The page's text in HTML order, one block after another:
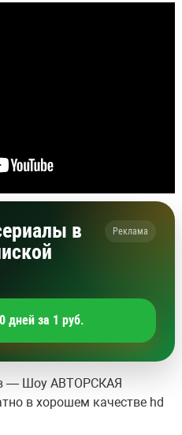
в
Реклама
дней за 1 руб.
— Шоу АВТОРСКАЯ
в хорошем качестве hd